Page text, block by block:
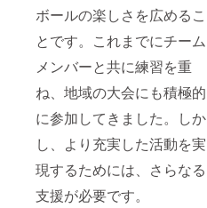
ボールの楽しさを広めるこ
とです。これまでにチーム
メンバーと共に練習を重
ね、地域の大会にも積極的
に参加してきました。しか
し、より充実した活動を実
現するためには、さらなる
支援が必要です。